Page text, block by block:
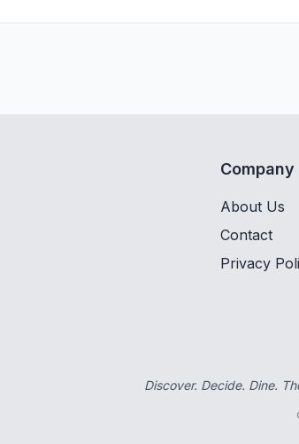
Company
About Us
Contact
Privacy
Discover. Decide. Dine.